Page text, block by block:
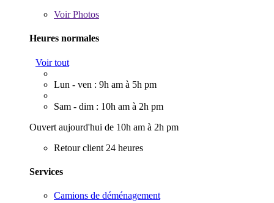
VoirPhotos
Heures normales
Voir tout
Lun - ven : 9h am à 5h pm
Sam - dim : 10h am à 2h pm
Ouvert aujourd'hui de 10h am à 2h pm
Retour client 24 heures
Services
Camions de déménagement